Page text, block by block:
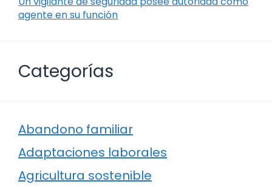
agente en su función
Categorías
Abandono familiar
Adaptaciones laborales
Agricultura sostenible